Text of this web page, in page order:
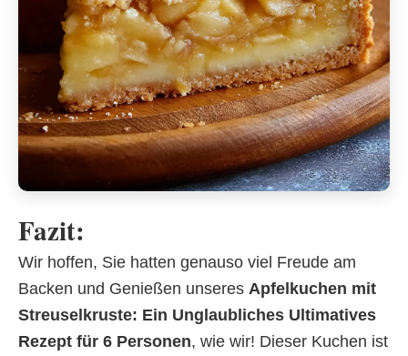
Fazit:
Wir hoffen, Sie hatten genauso viel Freude am
Backen und Genießen unseres Apfelkuchen mit
Streuselkruste: Ein Unglaubliches Ultimatives
Rezept für 6 Personen, wie wir! Dieser Kuchen ist